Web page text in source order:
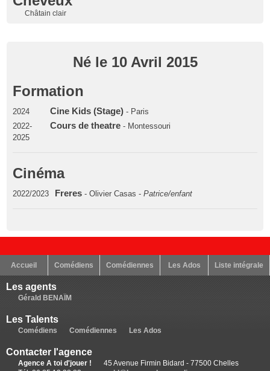
Châtain clair
Né le 10 Avril 2015
Formation
2024 Cine Kids (Stage)- Paris
2022-
2025
Cours de theatre- Montessouri
Cinéma
2022/2023 Freres - Olivier Casas -Patrice/enfant
Accueil Comédiens Comédiennes Les Ados Liste intégrale
Les agents
Gérald BENAÏM
Les Talents
Comédiens Comédiennes Les Ados
Contacter l'agence
Agence A toi d'jouer !
45 Avenue Firmin Bidard - 77500 Chelles